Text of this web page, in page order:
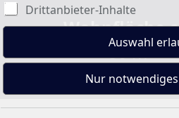
Wohnfläche
80 m²
Drittanbieter-Inhalte